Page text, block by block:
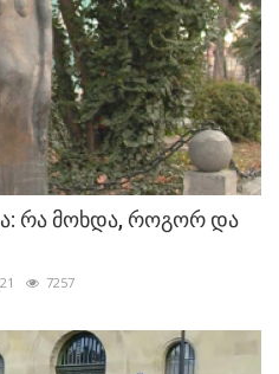
რა მოხდა, როგორ და
7257